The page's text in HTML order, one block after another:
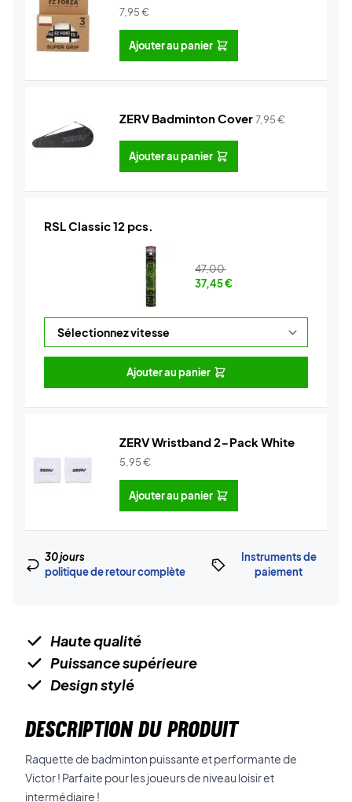
7,95€
Ajouter au panier
ZERV Badminton Cover7,95€
Ajouter au panier
RSL Classic 12 pcs.
47,00
37,45€
Ajouter au panier
ZERV Wristband 2-Pack White
5,95€
Ajouter au panier
30 jours
politique de retour complète
Instruments de
paiement
Haute qualité
Puissance supérieure
Design stylé
DESCRIPTION DU PRODUIT
Raquette de badminton puissante et performante de
Victor ! Parfaite pour les joueurs de niveau loisir et
intermédiaire !